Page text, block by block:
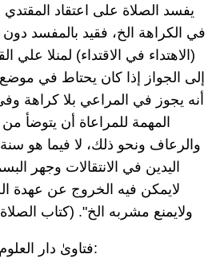
يفسد الصلاة على اعتقاد المقتدي
في الكراهة الخ، فقيد بالمفسد
(الاهتداء في الاقتداء) لمنلا
إلى الجواز إذا كان يحتاط في موضع
أنه يجوز في المراعي بلا كراهة
المهمة للمراعاة أن يتوضأ
والرعاف ونحو ذلك، لا فيما هو
اليدين في الانتقالات وجهر
لايمكن فيه الخروج عن عهدة
ولايمنع مشربه الخ". (كتاب
فتاویٰ دار العلوم دیوبند (3/137) میں ہے: